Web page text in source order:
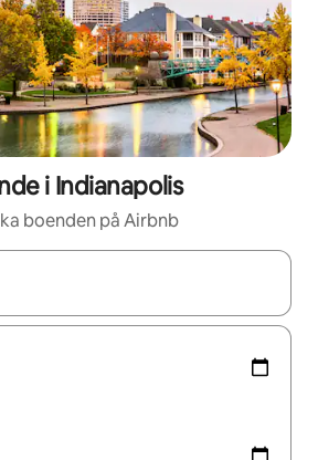
i Indianapolis
boenden på Airbnb
kan du navigera med upp- och